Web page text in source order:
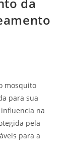
mosquito
para sua
na
pela
para a